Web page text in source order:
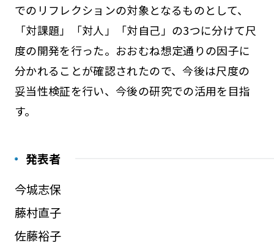
でのリフレクションの対象となるものとして、
「対課題」「対人」「対自己」の3つに分けて尺
度の開発を行った。おおむね想定通りの因子に
分かれることが確認されたので、今後は尺度の
妥当性検証を行い、今後の研究での活用を目指
す。
発表者
今城志保
藤村直子
佐藤裕子